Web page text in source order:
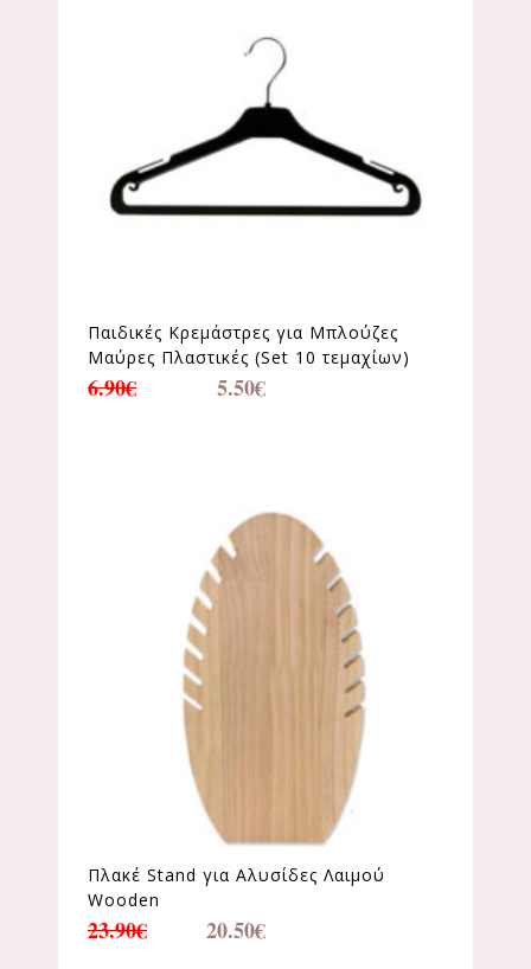
Παιδικές Κρεμάστρες για Μπλούζες
Μαύρες Πλαστικές (Set 10 τεμαχίων)
6.90€ 5.50€
Πλακέ Stand για Αλυσίδες Λαιμού
Wooden
23.90€ 20.50€